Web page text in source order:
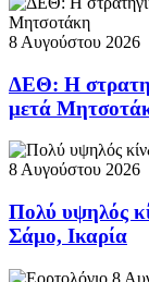
8 Αυγούστου 2026
ΔΕΘ: Η
μετά
8 Αυγούστου 2026
Πολύ υψηλός
Σάμο, Ικαρία